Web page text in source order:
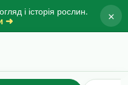
і історія рослин.
➜ ×